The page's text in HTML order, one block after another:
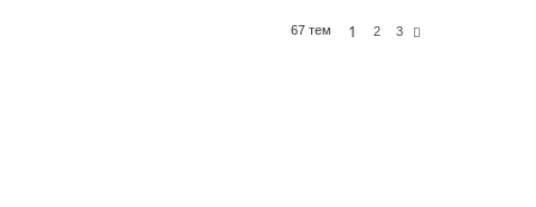
67 тем 1 2 3